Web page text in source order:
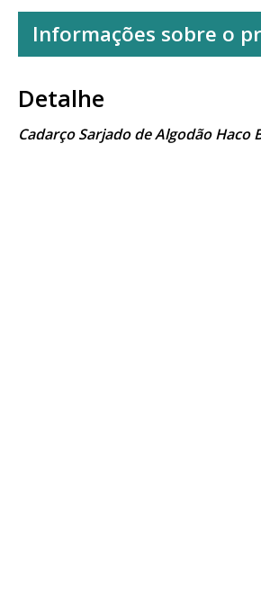
Informações sobre o
Detalhe
Cadarço Sarjado de Algodão Haco